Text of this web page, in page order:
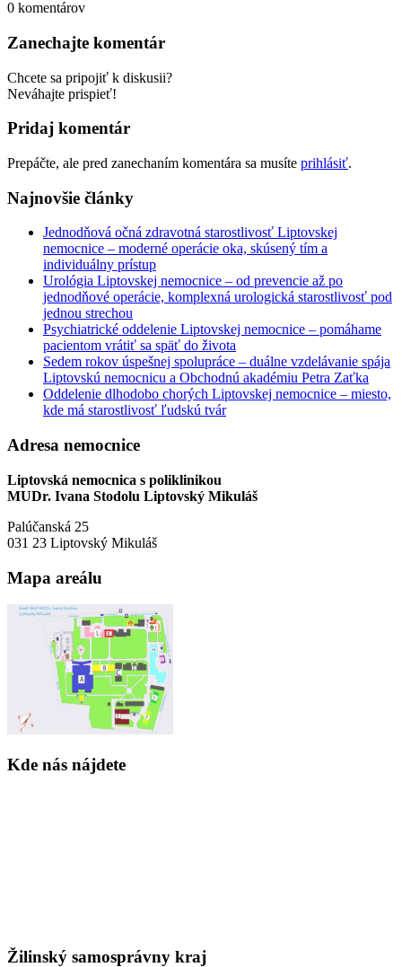
0 komentárov
Zanechajte komentár
Chcete sa pripojiť k diskusii?
Neváhajte prispieť!
Pridaj komentár
Prepáčte, ale pred zanechaním komentára sa musíte prihlásiť.
Najnovšie články
Jednodňová očná zdravotná starostlivosť Liptovskej
nemocnice – moderné operácie oka, skúsený tím a
individuálny prístup
Urológia Liptovskej nemocnice – od prevencie až po
jednodňové operácie, komplexná urologická starostlivosť pod
jednou strechou
Psychiatrické oddelenie Liptovskej nemocnice – pomáhame
pacientom vrátiť sa späť do života
Sedem rokov úspešnej spolupráce – duálne vzdelávanie spája
Liptovskú nemocnicu a Obchodnú akadémiu Petra Zaťka
Oddelenie dlhodobo chorých Liptovskej nemocnice – miesto,
kde má starostlivosť ľudskú tvár
Adresa nemocnice
Liptovská nemocnica s poliklinikou
MUDr. Ivana Stodolu Liptovský Mikuláš
Palúčanská 25
031 23 Liptovský Mikuláš
Mapa areálu
Kde nás nájdete
Žilinský samosprávny kraj